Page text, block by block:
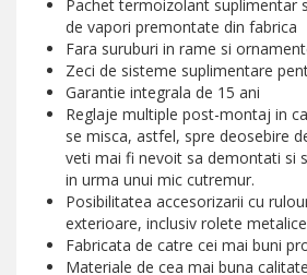
Pachet termoizolant suplimentar
de vapori premontate din fabrica
Fara suruburi in rame si
Zeci de sisteme suplimentare
Garantie integrala de 15 ani
Reglaje multiple post-montaj in
se misca, astfel, spre deosebire
veti mai fi nevoit sa demontati si
in urma unui mic cutremur.
Posibilitatea accesorizarii cu
exterioare, inclusiv rolete
Fabricata de catre cei mai buni
Materiale de cea mai buna calitate